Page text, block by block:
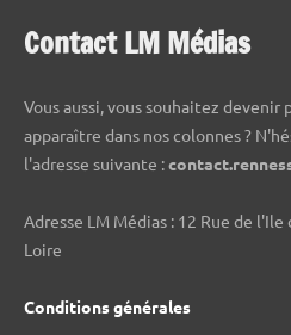
Contact LM Médias
Vous aussi, vous souhaitez devenir
apparaître dans nos colonnes ?
l'adresse suivante :
Adresse LM Médias : 12 Rue de
Loire
Conditions générales